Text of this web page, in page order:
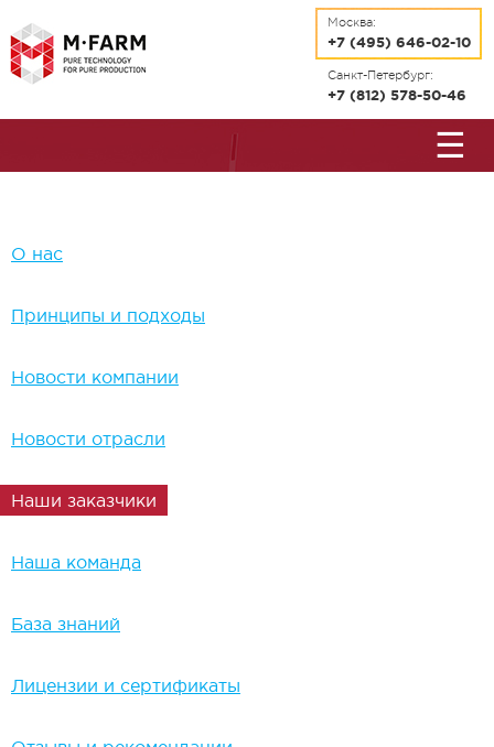
Москва:
+7 (495) 646-02-10
Санкт-Петербург:
+7 (812) 578-50-46
☰
О нас
Принципы и подходы
Новости компании
Новости отрасли
Наши заказчики
Наша команда
База знаний
Лицензии и сертификаты